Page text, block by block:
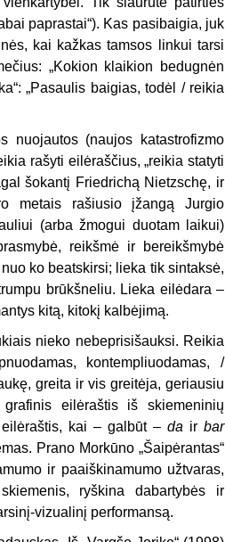
paprastai“). Kas pasibaigia, juk
kai kažkas tamsos linkui tarsi
„Kokion klaikion bedugnėn
„Pasaulis baigias, todėl / reikia
nuojautos (naujos katastrofizmo
rašyti eilėraščius, „reikia statyti
šokantį Friedrichą Nietzschę, ir
metais rašiusio įžangą Jurgio
(arba žmogui duotam laikui)
reikšmė ir bereikšmybė
ko beatskirsi; lieka tik sintaksė,
brūkšneliu. Lieka eilėdara –
kitą, kitokį kalbėjimą.
nieko nebeprisišauksi. Reikia
kontempliuodamas, /
greita ir vis greitėja, geriausiu
eilėraštis iš skiemeninių
kai – galbūt –da ir bar
Prano Morkūno „Šaipėrantas“
ir paaiškinamumo užtvaras,
ryškina dabartybės ir
vizualinį performansą.